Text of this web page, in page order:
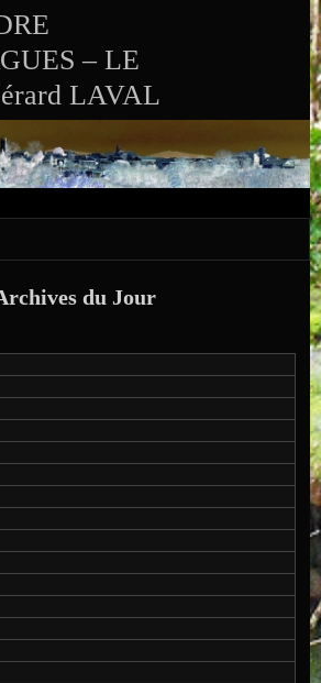
Skip to VISITS_COUNTER_WIDGET
– LE
LAVAL
du Jour